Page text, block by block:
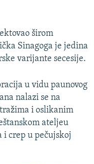
širom
Sinagoga je jedina
varijante secesije.
u vidu paunovog
nalazi se na
i oslikanim
ateljeu
i crep u pečujskoj